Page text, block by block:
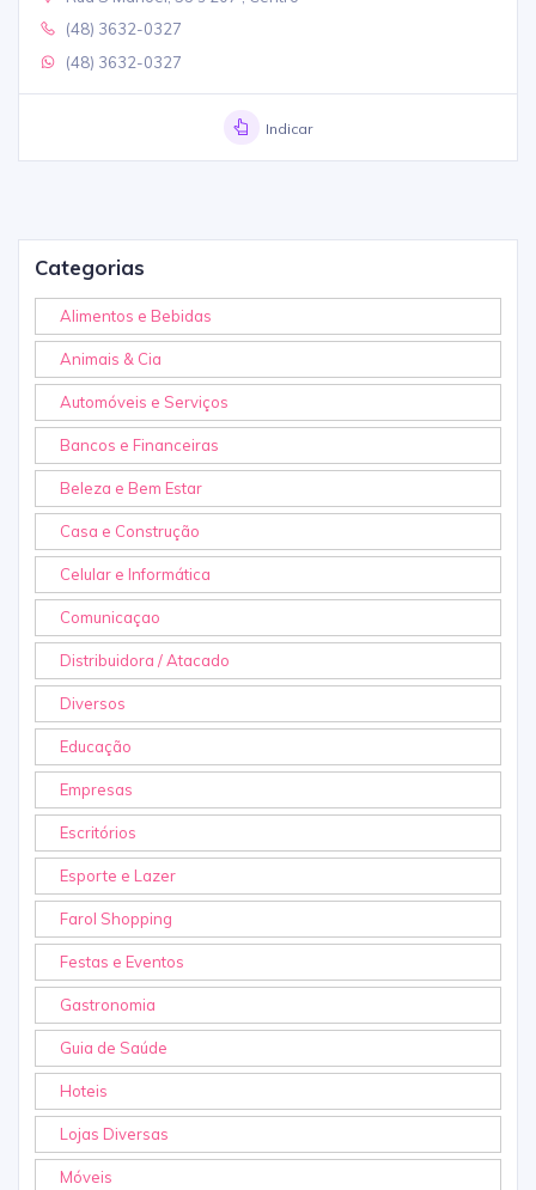
Categorias
Alimentos e Bebidas
Animais & Cia
Automóveis e Serviços
Bancos e Financeiras
Beleza e Bem Estar
Casa e Construção
Celular e Informática
Comunicaçao
Distribuidora / Atacado
Diversos
Educação
Empresas
Escritórios
Esporte e Lazer
Farol Shopping
Festas e Eventos
Gastronomia
Guia de Saúde
Hoteis
Lojas Diversas
Móveis
(48) 3632-0327
(48) 3632-0327
Indicar